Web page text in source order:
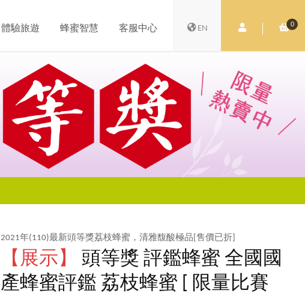
體驗旅遊 蜂蜜智慧 客服中心 EN 會員中心 0
購
2021年(110)最新頭等獎荔枝蜂蜜，清雅馥酸極品[售價已折]
【展示】
頭等獎 評鑑蜂蜜 全國國
產蜂蜜評鑑 荔枝蜂蜜 [ 限量比賽